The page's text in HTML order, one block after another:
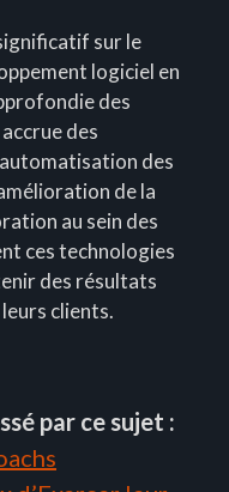
sur le
logiciel en
des
des
des
de la
au sein des
ces technologies
des résultats
clients.
par ce sujet :